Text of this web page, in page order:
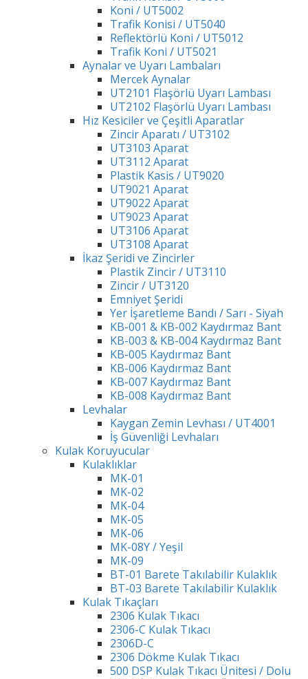
Koni / UT5002
Trafik Konisi / UT5040
Reflektörlü Koni / UT5012
Trafik Koni / UT5021
Aynalar ve Uyarı Lambaları
Mercek Aynalar
UT2101 Flaşörlü Uyarı Lambası
UT2102 Flaşörlü Uyarı Lambası
Hız Kesiciler ve Çeşitli Aparatlar
Zincir Aparatı / UT3102
UT3103 Aparat
UT3112 Aparat
Plastik Kasis / UT9020
UT9021 Aparat
UT9022 Aparat
UT9023 Aparat
UT3106 Aparat
UT3108 Aparat
İkaz Şeridi ve Zincirler
Plastik Zincir / UT3110
Zincir / UT3120
Emniyet Şeridi
Yer İşaretleme Bandı / Sarı - Siyah
KB-001 & KB-002 Kaydırmaz Bant
KB-003 & KB-004 Kaydırmaz Bant
KB-005 Kaydırmaz Bant
KB-006 Kaydırmaz Bant
KB-007 Kaydırmaz Bant
KB-008 Kaydırmaz Bant
Levhalar
Kaygan Zemin Levhası / UT4001
İş Güvenliği Levhaları
Kulak Koruyucular
Kulaklıklar
MK-01
MK-02
MK-04
MK-05
MK-06
MK-08Y / Yeşil
MK-09
BT-01 Barete Takılabilir Kulaklık
BT-03 Barete Takılabilir Kulaklık
Kulak Tıkaçları
2306 Kulak Tıkacı
2306-C Kulak Tıkacı
2306D-C
2306 Dökme Kulak Tıkacı
500 DSP Kulak Tıkacı Ünitesi / Dolu